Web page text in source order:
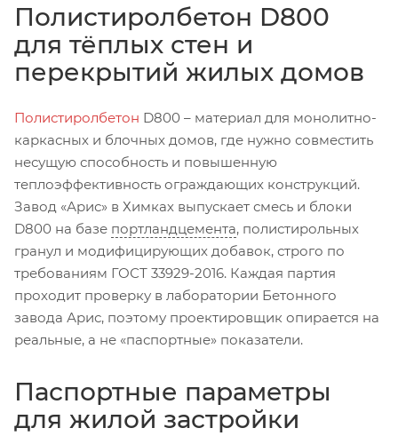
Полистиролбетон D800
для тёплых стен и
перекрытий жилых домов
Полистиролбетон D800 – материал для монолитно-
каркасных и блочных домов, где нужно совместить
несущую способность и повышенную
теплоэффективность ограждающих конструкций.
Завод «Арис» в Химках выпускает смесь и блоки
D800 на базе портландцемента, полистирольных
гранул и модифицирующих добавок, строго по
требованиям ГОСТ 33929-2016. Каждая партия
проходит проверку в лаборатории Бетонного
завода Арис, поэтому проектировщик опирается на
реальные, а не «паспортные» показатели.
Паспортные параметры
для жилой застройки